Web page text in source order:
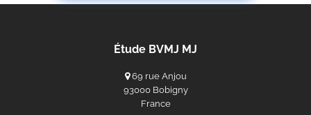
Étude BVMJ MJ
69 rue Anjou
93000 Bobigny
France